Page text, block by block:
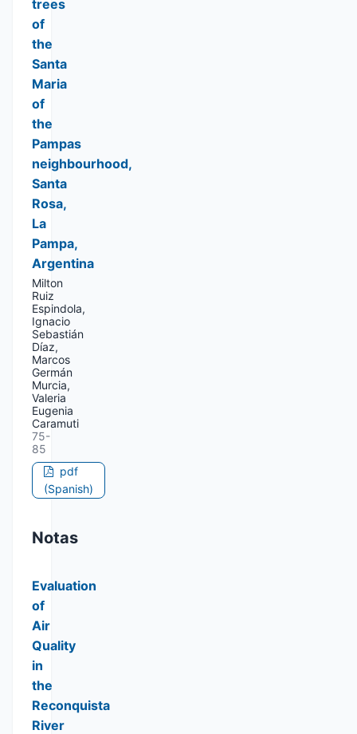
trees
of
the
Santa
Maria
of
the
Pampas
neighbourhood,
Santa
Rosa,
La
Pampa,
Argentina
Milton
Ruiz
Espindola,
Ignacio
Sebastián
Díaz,
Marcos
Germán
Murcia,
Valeria
Eugenia
Caramuti
75-
85
pdf
(Spanish)
Notas
Evaluation
of
Air
Quality
in
the
Reconquista
River